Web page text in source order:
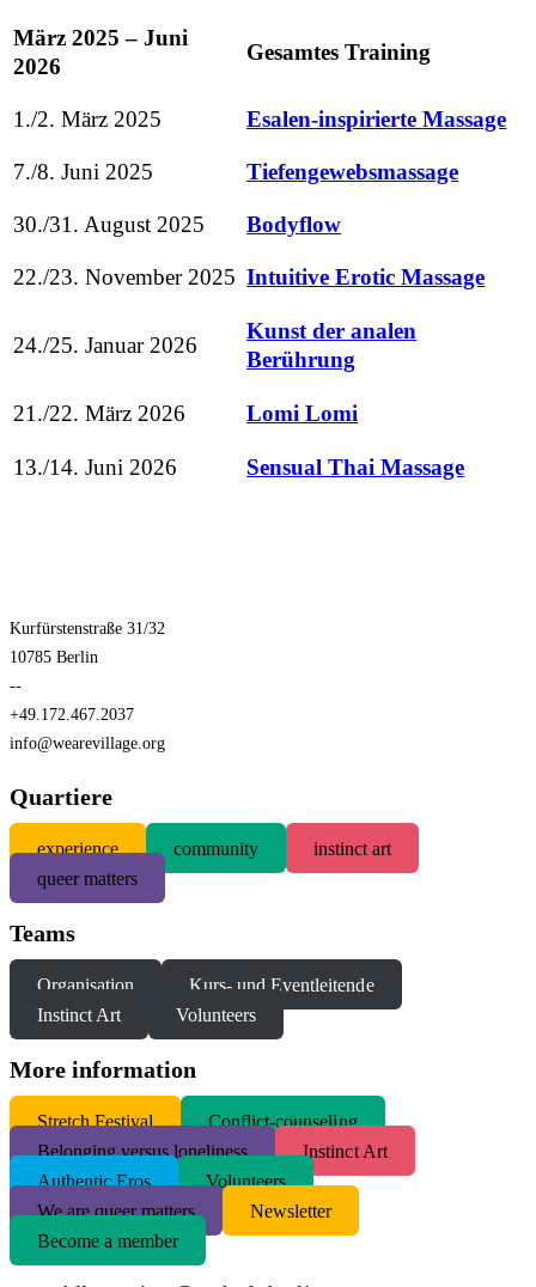
März 2025 – Juni
2026
Gesamtes Training
1./2. März 2025 Esalen-inspirierte Massage
7./8. Juni 2025 Tiefengewebsmassage
30./31. August 2025 Bodyflow
22./23. November 2025 Intuitive Erotic Massage
24./25. Januar 2026
Kunst der analen
Berührung
21./22. März 2026 Lomi Lomi
13./14. Juni 2026 Sensual Thai Massage
Kurfürstenstraße 31/32
10785 Berlin
--
+49.172.467.2037
info@wearevillage.org
Quartiere
experience community
instinct art
queer matters
Teams
Organisation
Kurs- und Eventleitende
Instinct Art
Volunteers
More information
Stretch Festival
Conflict-counseling
Belonging versus loneliness
Instinct Art
Authentic Eros
Volunteers
We are queer matters
Newsletter
Become a member